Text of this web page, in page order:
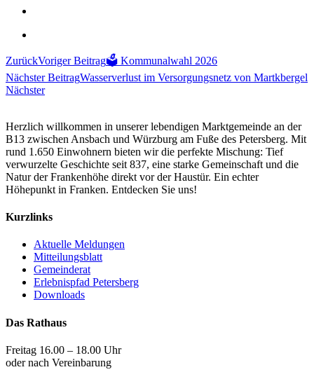
ZurückVoriger Beitrag🗳️ Kommunalwahl 2026
Nächster BeitragWasserverlust im Versorgungsnetz von Martkbergel
Nächster
Herzlich willkommen in unserer lebendigen Marktgemeinde an der
B13 zwischen Ansbach und Würzburg am Fuße des Petersberg. Mit
rund 1.650 Einwohnern bieten wir die perfekte Mischung: Tief
verwurzelte Geschichte seit 837, eine starke Gemeinschaft und die
Natur der Frankenhöhe direkt vor der Haustür. Ein echter
Höhepunkt in Franken. Entdecken Sie uns!
Kurzlinks
Aktuelle Meldungen
Mitteilungsblatt
Gemeinderat
Erlebnispfad Petersberg
Downloads
Das Rathaus
Freitag 16.00 – 18.00 Uhr
oder nach Vereinbarung